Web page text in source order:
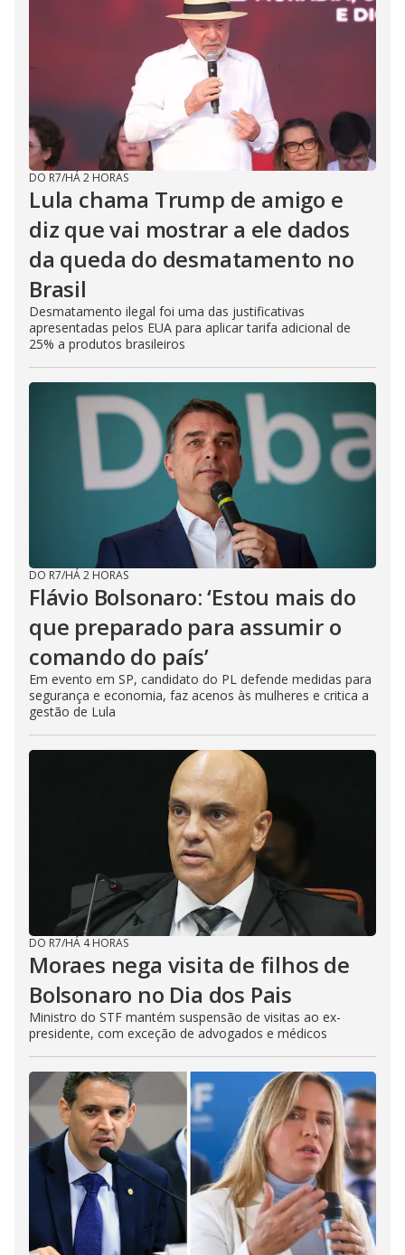
DO R7/HÁ 2 HORAS
Lula chama Trump de amigo e
diz que vai mostrar a ele dados
da queda do desmatamento no
Brasil
Desmatamento ilegal foi uma das justificativas
apresentadas pelos EUA para aplicar tarifa adicional de
25% a produtos brasileiros
DO R7/HÁ 2 HORAS
Flávio Bolsonaro: ‘Estou mais do
que preparado para assumir o
comando do país’
Em evento em SP, candidato do PL defende medidas para
segurança e economia, faz acenos às mulheres e critica a
gestão de Lula
DO R7/HÁ 4 HORAS
Moraes nega visita de filhos de
Bolsonaro no Dia dos Pais
Ministro do STF mantém suspensão de visitas ao ex-
presidente, com exceção de advogados e médicos